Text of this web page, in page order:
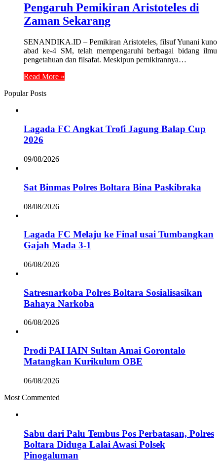
Pengaruh Pemikiran Aristoteles di
Zaman Sekarang
SENANDIKA.ID – Pemikiran Aristoteles, filsuf Yunani kuno
abad ke-4 SM, telah mempengaruhi berbagai bidang ilmu
pengetahuan dan filsafat. Meskipun pemikirannya…
Read More »
Popular Posts
Lagada FC Angkat Trofi Jagung Balap Cup
2026
09/08/2026
Sat Binmas Polres Boltara Bina Paskibraka
08/08/2026
Lagada FC Melaju ke Final usai Tumbangkan
Gajah Mada 3-1
06/08/2026
Satresnarkoba Polres Boltara Sosialisasikan
Bahaya Narkoba
06/08/2026
Prodi PAI IAIN Sultan Amai Gorontalo
Matangkan Kurikulum OBE
06/08/2026
Most Commented
Sabu dari Palu Tembus Pos Perbatasan, Polres
Boltara Diduga Lalai Awasi Polsek
Pinogaluman